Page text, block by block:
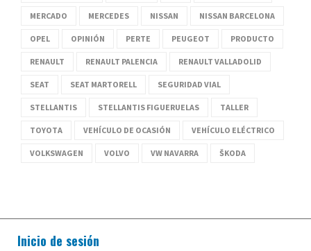
MERCADO MERCEDES NISSAN NISSAN BARCELONA
OPEL OPINIÓN PERTE PEUGEOT PRODUCTO
RENAULT RENAULT PALENCIA RENAULT VALLADOLID
SEAT SEAT MARTORELL SEGURIDAD VIAL
STELLANTIS STELLANTIS FIGUERUELAS TALLER
TOYOTA VEHÍCULO DE OCASIÓN VEHÍCULO ELÉCTRICO
VOLKSWAGEN VOLVO VW NAVARRA ŠKODA
Inicio de sesión